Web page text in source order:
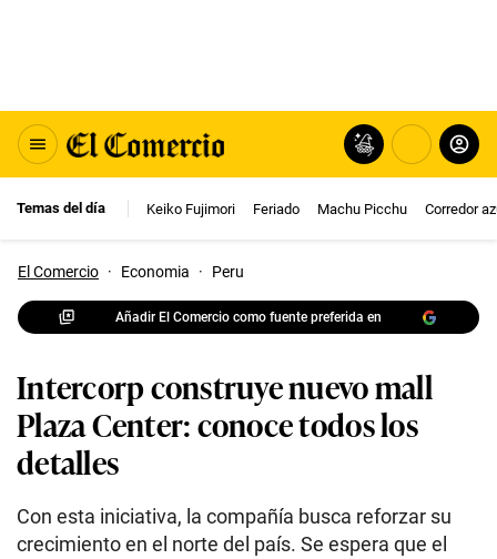
Temas del día Keiko Fujimori Feriado Machu Picchu Corredor
El Comercio · Economia · Peru
Añadir El Comercio como fuente preferida en
Intercorp construye nuevo mall
Plaza Center: conoce todos los
detalles
Con esta iniciativa, la compañía busca reforzar su
crecimiento en el norte del país. Se espera que el